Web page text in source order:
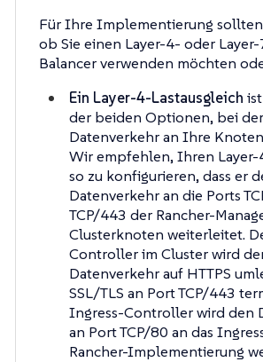
Für Ihre Implementierung
ob Sie einen Layer-4- oder
Balancer verwenden möchten
Ein Layer-4-Lastausgleich
der beiden Optionen, bei der
Datenverkehr an Ihre
Wir empfehlen, Ihren Layer-
so zu konfigurieren, dass er
Datenverkehr an die Ports
TCP/443 der Rancher-
Clusterknoten weiterleitet.
Controller im Cluster wird
Datenverkehr auf HTTPS
SSL/TLS an Port TCP/443
Ingress-Controller wird den
an Port TCP/80 an das
Rancher-Implementierung